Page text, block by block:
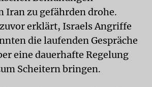
Iran zu gefährden drohe.
erklärt, Israels Angriffe
die laufenden Gespräche
eine dauerhafte Regelung
Scheitern bringen.